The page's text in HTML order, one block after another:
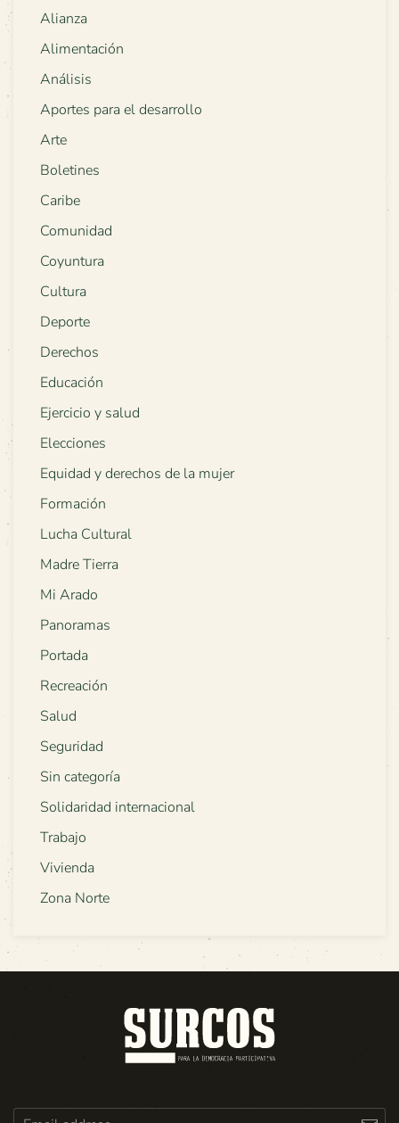
Alianza
Alimentación
Análisis
Aportes para el desarrollo
Arte
Boletines
Caribe
Comunidad
Coyuntura
Cultura
Deporte
Derechos
Educación
Ejercicio y salud
Elecciones
Equidad y derechos de la mujer
Formación
Lucha Cultural
Madre Tierra
Mi Arado
Panoramas
Portada
Recreación
Salud
Seguridad
Sin categoría
Solidaridad internacional
Trabajo
Vivienda
Zona Norte